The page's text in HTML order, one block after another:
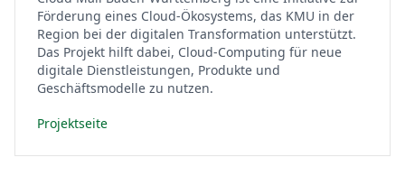
Förderung eines Cloud-Ökosystems, das KMU in der
Region bei der digitalen Transformation unterstützt.
Das Projekt hilft dabei, Cloud-Computing für neue
digitale Dienstleistungen, Produkte und
Geschäftsmodelle zu nutzen.
Projektseite